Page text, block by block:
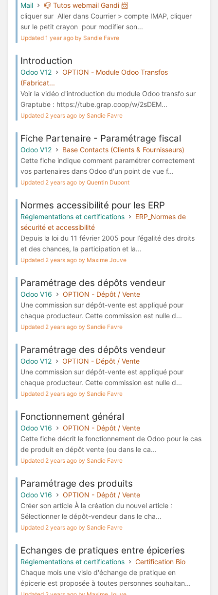
Mail
📪 Tutos webmail Gandi 📨
cliquer sur Aller dans Courrier > compte IMAP, cliquer
sur le petit crayon pour modifier son...
Updated 1 year ago by Sandie Favre
Introduction
Odoo V12
OPTION - Module Odoo Transfos
(Fabricat...
Voir la vidéo d'introduction du module Odoo transfo sur
Graptube : https://tube.grap.coop/w/2sDEM...
Updated 2 years ago by Sandie Favre
Fiche Partenaire - Paramétrage fiscal
Odoo V12
Base Contacts (Clients & Fournisseurs)
Cette fiche indique comment paramétrer correctement
vos partenaires dans Odoo d'un point de vue f...
Updated 2 years ago by Quentin Dupont
Normes accessibilité pour les ERP
Réglementations et certifications
ERP_Normes de
sécurité et accessibilité
Depuis la loi du 11 février 2005 pour l’égalité des droits
et des chances, la participation et la...
Updated 2 years ago by Maxime Jouve
Paramétrage des dépôts vendeur
Odoo V16
OPTION - Dépôt / Vente
Une commission sur dépôt-vente est appliqué pour
chaque producteur. Cette commission est nulle d...
Updated 2 years ago by Sandie Favre
Paramétrage des dépôts vendeur
Odoo V12
OPTION - Dépôt / Vente
Une commission sur dépôt-vente est appliqué pour
chaque producteur. Cette commission est nulle d...
Updated 2 years ago by Sandie Favre
Fonctionnement général
Odoo V16
OPTION - Dépôt / Vente
Cette fiche décrit le fonctionnement de Odoo pour le cas
de produit en dépôt vente (ou dans le ca...
Updated 2 years ago by Sandie Favre
Paramétrage des produits
Odoo V16
OPTION - Dépôt / Vente
Créer son article À la création du nouvel article :
Sélectionner le dépôt-vendeur dans le cha...
Updated 2 years ago by Sandie Favre
Echanges de pratiques entre épiceries
Réglementations et certifications
Certification Bio
Chaque mois une visio d'échange de pratique en
épicerie est proposée à toutes personnes souhaitan...